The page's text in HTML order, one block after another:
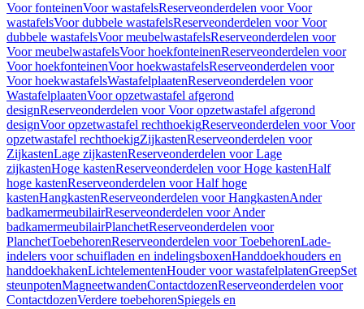
Voor fonteinenVoor wastafelsReserveonderdelen voor Voor
wastafelsVoor dubbele wastafelsReserveonderdelen voor Voor
dubbele wastafelsVoor meubelwastafelsReserveonderdelen voor
Voor meubelwastafelsVoor hoekfonteinenReserveonderdelen voor
Voor hoekfonteinenVoor hoekwastafelsReserveonderdelen voor
Voor hoekwastafelsWastafelplaatenReserveonderdelen voor
WastafelplaatenVoor opzetwastafel afgerond
designReserveonderdelen voor Voor opzetwastafel afgerond
designVoor opzetwastafel rechthoekigReserveonderdelen voor Voor
opzetwastafel rechthoekigZijkastenReserveonderdelen voor
ZijkastenLage zijkastenReserveonderdelen voor Lage
zijkastenHoge kastenReserveonderdelen voor Hoge kastenHalf
hoge kastenReserveonderdelen voor Half hoge
kastenHangkastenReserveonderdelen voor HangkastenAnder
badkamermeubilairReserveonderdelen voor Ander
badkamermeubilairPlanchetReserveonderdelen voor
PlanchetToebehorenReserveonderdelen voor ToebehorenLade-
indelers voor schuifladen en indelingsboxenHanddoekhouders en
handdoekhakenLichtelementenHouder voor wastafelplatenGreepSet
steunpotenMagneetwandenContactdozenReserveonderdelen voor
ContactdozenVerdere toebehorenSpiegels en